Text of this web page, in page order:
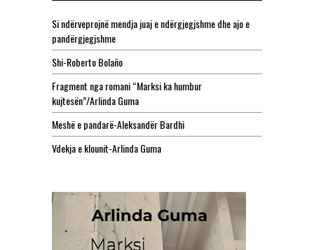
Si ndërveprojnë mendja juaj e ndërgjegjshme dhe ajo e
pandërgjegjshme
Shi-Roberto Bolaño
Fragment nga romani “Marksi ka humbur
kujtesën”/Arlinda Guma
Meshë e pandarë-Aleksandër Bardhi
Vdekja e klounit-Arlinda Guma